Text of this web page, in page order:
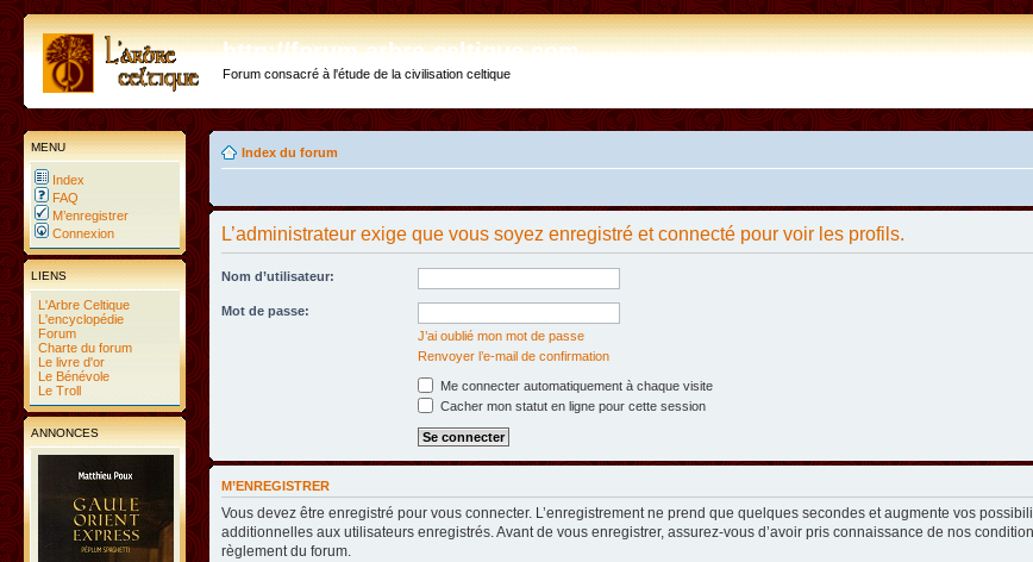
http://forum.arbre-celtique.com
Forum consacré à l'étude de la civilisation celtique
MENU
Index
FAQ
M’enregistrer
Connexion
LIENS
L'Arbre Celtique
L'encyclopédie
Forum
Charte du forum
Le livre d'or
Le Bénévole
Le Troll
ANNONCES
Index du forum
L’administrateur exige que vous soyez enregistré et connecté pour voir les profils.
Nom d’utilisateur:
Mot de passe:
J’ai oublié mon mot de passe
Renvoyer l’e-mail de confirmation
Me connecter automatiquement à chaque visite
Cacher mon statut en ligne pour cette session
M’ENREGISTRER
Vous devez être enregistré pour vous connecter. L’enregistrement ne prend que quelques secondes et augmente vos
additionnelles aux utilisateurs enregistrés. Avant de vous enregistrer, assurez-vous d’avoir pris connaissance de nos
règlement du forum.